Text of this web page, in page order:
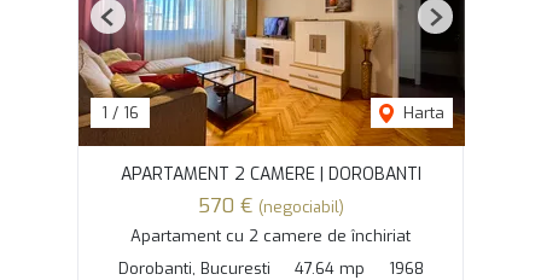
1 / 16 Harta
Previous Next
APARTAMENT 2 CAMERE | DOROBANTI
570 € (negociabil)
Apartament cu 2 camere de închiriat
Dorobanti, Bucuresti
47.64 mp 1968